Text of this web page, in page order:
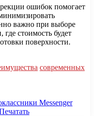
ошибок помогает
важно при выборе
стоимость будет
поверхности.
современных
Messenger